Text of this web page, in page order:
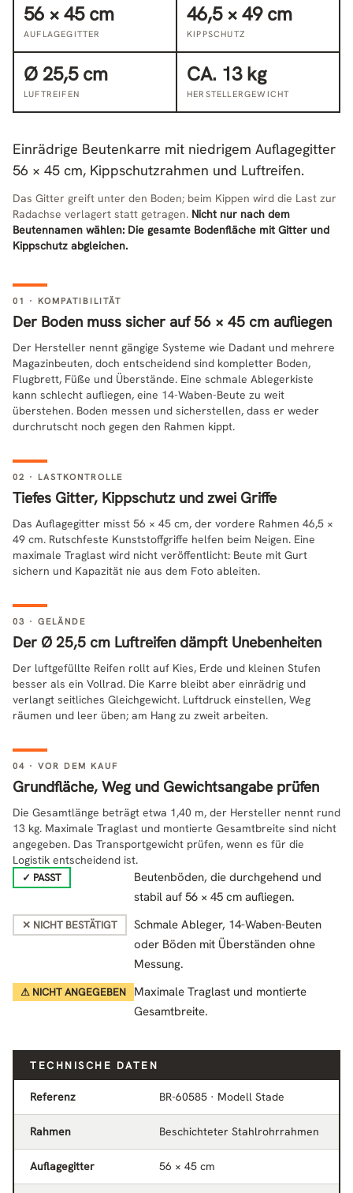
56 × 45 cm
AUFLAGEGITTER
46,5 × 49 cm
KIPPSCHUTZ
Ø 25,5 cm
LUFTREIFEN
CA. 13 kg
HERSTELLERGEWICHT
Einrädrige Beutenkarre mit niedrigem Auflagegitter
56 × 45 cm, Kippschutzrahmen und Luftreifen.
Das Gitter greift unter den Boden; beim Kippen wird die Last zur
Radachse verlagert statt getragen. Nicht nur nach dem
Beutennamen wählen: Die gesamte Bodenfläche mit Gitter und
Kippschutz abgleichen.
01 · KOMPATIBILITÄT
Der Boden muss sicher auf 56 × 45 cm aufliegen
Der Hersteller nennt gängige Systeme wie Dadant und mehrere
Magazinbeuten, doch entscheidend sind kompletter Boden,
Flugbrett, Füße und Überstände. Eine schmale Ablegerkiste
kann schlecht aufliegen, eine 14-Waben-Beute zu weit
überstehen. Boden messen und sicherstellen, dass er weder
durchrutscht noch gegen den Rahmen kippt.
02 · LASTKONTROLLE
Tiefes Gitter, Kippschutz und zwei Griffe
Das Auflagegitter misst 56 × 45 cm, der vordere Rahmen 46,5 ×
49 cm. Rutschfeste Kunststoffgriffe helfen beim Neigen. Eine
maximale Traglast wird nicht veröffentlicht: Beute mit Gurt
sichern und Kapazität nie aus dem Foto ableiten.
03 · GELÄNDE
Der Ø 25,5 cm Luftreifen dämpft Unebenheiten
Der luftgefüllte Reifen rollt auf Kies, Erde und kleinen Stufen
besser als ein Vollrad. Die Karre bleibt aber einrädrig und
verlangt seitliches Gleichgewicht. Luftdruck einstellen, Weg
räumen und leer üben; am Hang zu zweit arbeiten.
04 · VOR DEM KAUF
Grundfläche, Weg und Gewichtsangabe prüfen
Die Gesamtlänge beträgt etwa 1,40 m, der Hersteller nennt rund
13 kg. Maximale Traglast und montierte Gesamtbreite sind nicht
angegeben. Das Transportgewicht prüfen, wenn es für die
Logistik entscheidend ist.
✓ PASST
Beutenböden, die durchgehend und
stabil auf 56 × 45 cm aufliegen.
✕ NICHT BESTÄTIGT
Schmale Ableger, 14-Waben-Beuten
oder Böden mit Überständen ohne
Messung.
⚠ NICHT ANGEGEBEN
Maximale Traglast und montierte
Gesamtbreite.
TECHNISCHE DATEN
Referenz BR-60585 · Modell Stade
Rahmen Beschichteter Stahlrohrrahmen
Auflagegitter 56 × 45 cm